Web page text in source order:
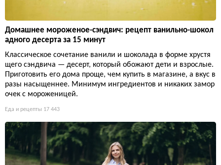
Домашнее мороженое-сэндвич: рецепт ванильно-шокол
адного десерта за 15 минут
Классическое сочетание ванили и шоколада в форме хрустя
щего сэндвича — десерт, который обожают дети и взрослые.
Приготовить его дома проще, чем купить в магазине, а вкус в
разы насыщеннее. Минимум ингредиентов и никаких замор
очек с мороженицей.
Еда и рецепты 17 443